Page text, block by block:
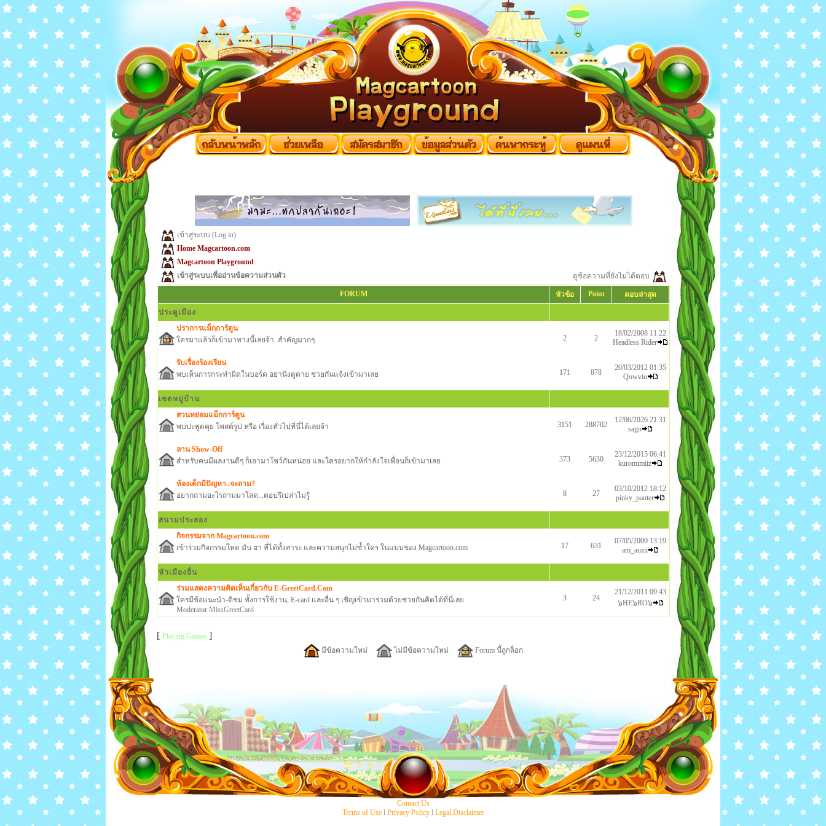
เข้าสู่ระบบ (Log in)
Home Magcartoon.com
Magcartoon Playground
เข้าสู่ระบบเพื่ออ่านข้อความส่วนตัว
ดูข้อความที่ยังไม่ได้ตอบ
FORUM หัวข้อ Point ตอบล่าสุด
ประตูเมือง
ปราการแม็กการ์ตูน
ใครมาแล้วก็เข้ามาทางนี้เลยจ้า..สำคัญมากๆ
2 2
18/02/2008 11:22
Headless Rider
รับเรื่องร้องเรียน
พบเห็นการกระทำผิดในบอร์ด อย่านิ่งดูดาย ช่วยกันแจ้งเข้ามาเลย
171 878
20/03/2012 01:35
Qowviu
เขตหมู่บ้าน
สวนหย่อมแม็กการ์ตูน
พบปะพูดคุย โพสต์รูป หรือ เรื่องทั่วไปที่นี่ได้เลยจ้า
3151 288702
12/06/2026 21:31
sago
ลาน Show-Off
สำหรับคนมีผลงานดีๆ ก็เอามาโชว์กันหน่อย และใครอยากให้กำลังใจเพื่อนก็เข้ามาเลย
373 5630
23/12/2015 06:41
kuromimiiz
ห้องเด็กมีปัญหา..จะถาม?
อยากถามอะไรถามมาโลด...ตอบรึเปล่าไม่รู้
8 27
03/10/2012 18:12
pinky_panter
สนามประลอง
กิจกรรมจาก Magcartoon.com
เข้าร่วมกิจกรรมโหด มัน ฮา ที่ได้ทั้งสาระ และความสนุกไม่ซ้ำใคร ในแบบของ Magcartoon.com
17 631
07/05/2009 13:19
am_auzii
หัวเมืองอื่น
ร่วมแสดงความคิดเห็นเกี่ยวกับ E-GreetCard.Com
ใครมีข้อแนะนำ-ติชม ทั้งการใช้งาน, E-card และอื่น ๆ เชิญเข้ามาร่วมด้วยช่วยกันคิดได้ที่นี่เลย
Moderator MissGreetCard
3 24
21/12/2011 09:43
๖HE๖RO๖
[ Playing Games ]
มีข้อความใหม่ ไม่มีข้อความใหม่ Forum นี้ถูกล็อก
Contact Us
Terms of Usel Privacy Policyl Legal Disclaimer